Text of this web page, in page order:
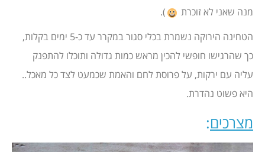
מנה שאני לא זוכרת
).
הטחינה הירוקה נשמרת בכלי סגור במקרר עד כ-5 ימים בקלות,
כך שהרגישו חופשי להכין מראש כמות גדולה ותוכלו להתפנק
עליה עם ירקות, על פרוסת לחם והאמת שכמעט לצד כל מאכל..
היא פשוט נהדרת.
מצרכים: